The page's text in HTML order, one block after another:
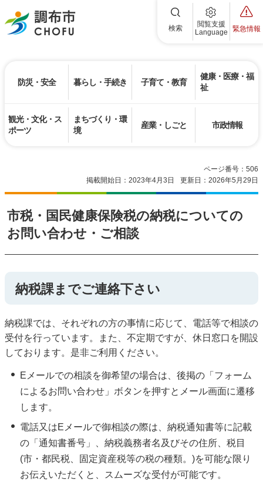
調布市 検索
閲覧支援
Language
緊急情報
防災・安全 暮らし・手続き 子育て・教育
健康・医療・福
祉
観光・文化・ス
ポーツ
まちづくり・環
境
産業・しごと 市政情報
ページ番号：506
掲載開始日：2023年4月3日
更新日：2026年5月29日
市税・国民健康保険税の納税についての
お問い合わせ・ご相談
納税課までご連絡下さい
納税課では、それぞれの方の事情に応じて、電話等で相談の
受付を行っています。また、不定期ですが、休日窓口を開設
しております。是非ご利用ください。
Eメールでの相談を御希望の場合は、後掲の「フォーム
によるお問い合わせ」ボタンを押すとメール画面に遷移
します。
電話又はEメールで御相談の際は、納税通知書等に記載
の「通知書番号」、納税義務者名及びその住所、税目
(市・都民税、固定資産税等の税の種類。)を可能な限り
お伝えいただくと、スムーズな受付が可能です。